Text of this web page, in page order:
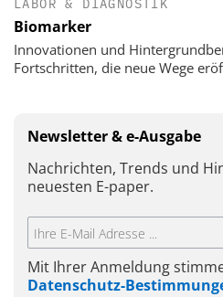
LABOR & DIAGNOSTIK
Biomarker
Innovationen und
Fortschritten, die neue Wege
Newsletter & e-Ausgabe
Nachrichten, Trends und
neuesten E-paper.
Mit Ihrer Anmeldung
Datenschutz-